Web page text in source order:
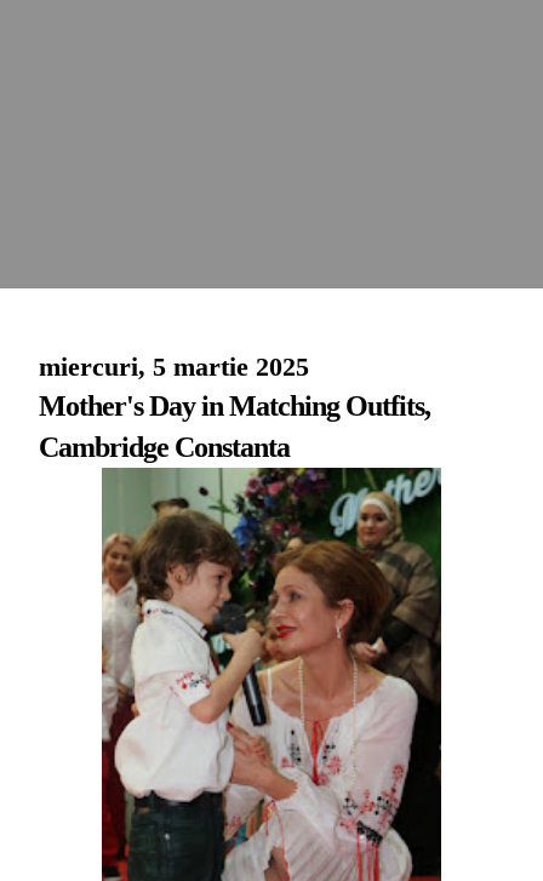
miercuri, 5 martie 2025
Mother's Day in Matching Outfits,
Cambridge Constanta